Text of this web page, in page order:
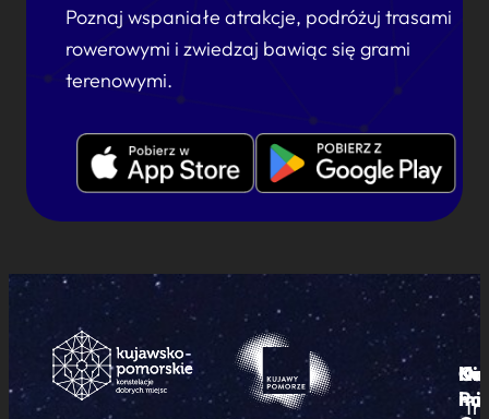
Poznaj wspaniałe atrakcje, podróżuj trasami
rowerowymi i zwiedzaj bawiąc się grami
terenowymi.
i